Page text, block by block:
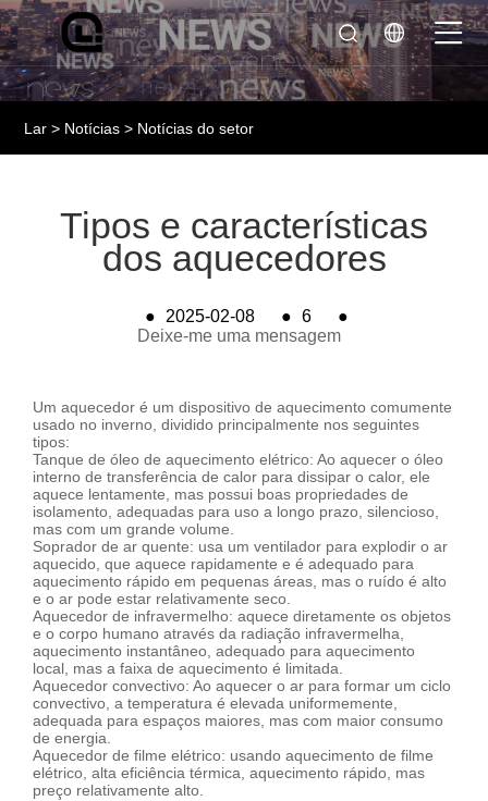
Lar > Notícias > Notícias do setor
Tipos e características
dos aquecedores
● 2025-02-08 ● 6
●
Deixe-me uma mensagem
Um aquecedor é um dispositivo de aquecimento comumente
usado no inverno, dividido principalmente nos seguintes
tipos:
Tanque de óleo de aquecimento elétrico: Ao aquecer o óleo
interno de transferência de calor para dissipar o calor, ele
aquece lentamente, mas possui boas propriedades de
isolamento, adequadas para uso a longo prazo, silencioso,
mas com um grande volume.
Soprador de ar quente: usa um ventilador para explodir o ar
aquecido, que aquece rapidamente e é adequado para
aquecimento rápido em pequenas áreas, mas o ruído é alto
e o ar pode estar relativamente seco.
Aquecedor de infravermelho: aquece diretamente os objetos
e o corpo humano através da radiação infravermelha,
aquecimento instantâneo, adequado para aquecimento
local, mas a faixa de aquecimento é limitada.
Aquecedor convectivo: Ao aquecer o ar para formar um ciclo
convectivo, a temperatura é elevada uniformemente,
adequada para espaços maiores, mas com maior consumo
de energia.
Aquecedor de filme elétrico: usando aquecimento de filme
elétrico, alta eficiência térmica, aquecimento rápido, mas
preço relativamente alto.